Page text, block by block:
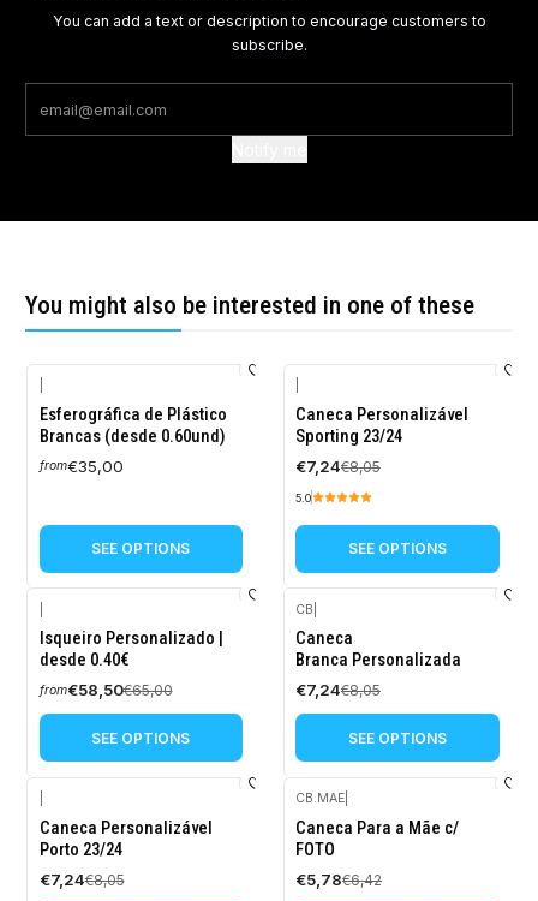
You can add a text or description to encourage customers to
subscribe.
You might also be interested in one of these
Esferográfica de Plástico
Brancas (desde 0.60und)
from€35,00
SEE OPTIONS
-10%
OFF
Caneca Personalizável
Sporting 23/24
€7,24€8,05
5.0
SEE OPTIONS
-10%
OFF
Isqueiro Personalizado |
desde 0.40€
from€58,50€65,00
SEE OPTIONS
-10%
OFF
CB
Caneca
Branca Personalizada
€7,24€8,05
SEE OPTIONS
-10%
OFF
Caneca Personalizável
Porto 23/24
€7,24€8,05
-10%
OFF
CB.MAE
Caneca Para a Mãe c/
FOTO
€5,78€6,42